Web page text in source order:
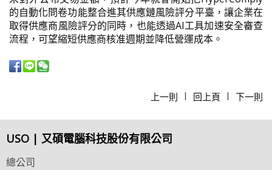
的自動化問卷功能整合進其供應鏈風險評分平臺，讓企業在
取得供應商風險評分的同時，也能透過AI工具加速安全審查
流程，可望縮短供應商核准週期並降低營運成本。
上一則 | 回上頁 | 下一則
USO | 又碩電腦科技股份有限公司
總公司